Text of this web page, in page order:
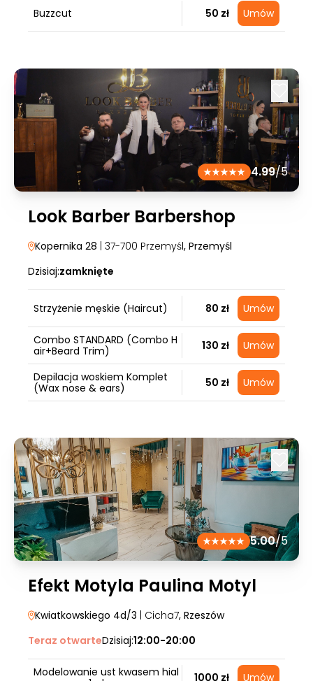
Buzzcut 50 zł Umów
4.99/5
Look Barber Barbershop
Kopernika 28 | 37-700 Przemyśl, Przemyśl
Dzisiaj:zamknięte
Strzyżenie męskie (Haircut) 80 zł Umów
Combo STANDARD (Combo H
air+Beard Trim)
130 zł Umów
Depilacja woskiem Komplet
(Wax nose & ears)
50 zł Umów
5.00/5
Efekt Motyla Paulina Motyl
Kwiatkowskiego 4d/3 | Cicha7, Rzeszów
Teraz otwarteDzisiaj:12:00-20:00
Modelowanie ust kwasem hial
1000 zł Umów